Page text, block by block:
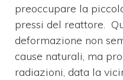
preoccupare la
pressi del reattore.
deformazione non
cause naturali, ma
radiazioni, data la